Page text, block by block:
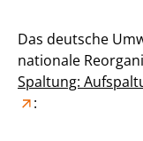
Das deutsche
nationale
Spaltung:
: